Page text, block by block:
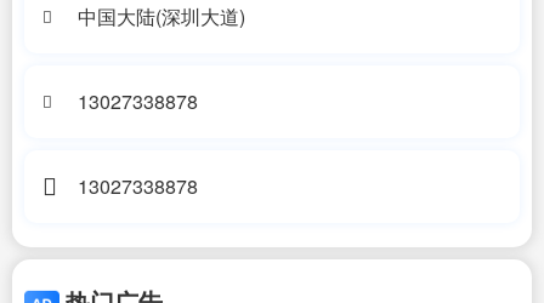
中国大陆(深圳大道)
13027338878
13027338878